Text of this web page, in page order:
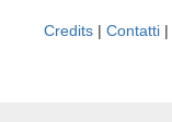
Credits | Contatti |